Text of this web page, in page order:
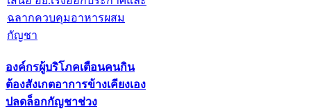
องค์กรผู้บริโภคเตือนคนกิน
ต้องสังเกตอาการข้างเคียงเอง
ปลดล็อกกัญชาช่วง